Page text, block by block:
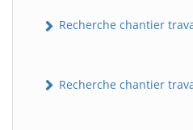
Recherche chantier
Recherche chantier